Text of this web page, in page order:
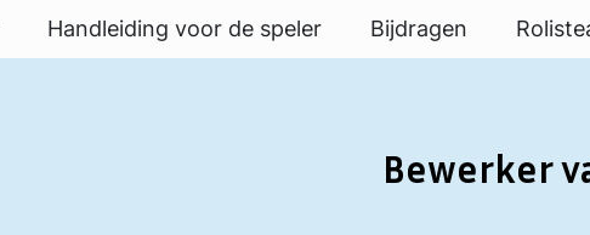
Handleiding voor de speler Bijdragen
Bewerker